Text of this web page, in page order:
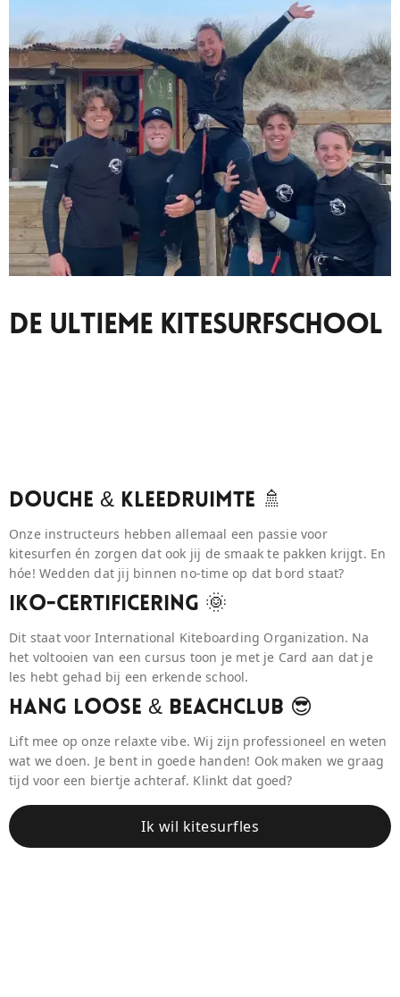
De Ultieme Kitesurfschool
Douche & Kleedruimte 🚿
Onze instructeurs hebben allemaal een passie voor
kitesurfen én zorgen dat ook jij de smaak te pakken krijgt. En
hóe! Wedden dat jij binnen no-time op dat bord staat?
IKO-Certificering 🌞
Dit staat voor International Kiteboarding Organization. Na
het voltooien van een cursus toon je met je Card aan dat je
les hebt gehad bij een erkende school.
Hang Loose & BeaCHCLUB 😎
Lift mee op onze relaxte vibe. Wij zijn professioneel en weten
wat we doen. Je bent in goede handen! Ook maken we graag
tijd voor een biertje achteraf. Klinkt dat goed?
Ik wil kitesurfles